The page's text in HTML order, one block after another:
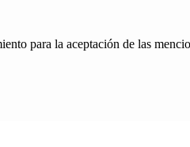
para la aceptación de las